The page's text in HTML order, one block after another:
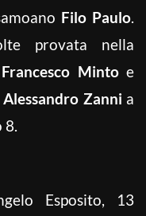
Filo Paulo.
provata nella
Francesco Mintoe
Alessandro Zanni a
8.
Esposito, 13